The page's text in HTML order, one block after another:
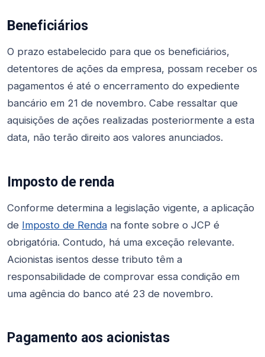
Beneficiários
O prazo estabelecido para que os beneficiários,
detentores de ações da empresa, possam receber os
pagamentos é até o encerramento do expediente
bancário em 21 de novembro. Cabe ressaltar que
aquisições de ações realizadas posteriormente a esta
data, não terão direito aos valores anunciados.
Imposto de renda
Conforme determina a legislação vigente, a aplicação
de Imposto de Renda na fonte sobre o JCP é
obrigatória. Contudo, há uma exceção relevante.
Acionistas isentos desse tributo têm a
responsabilidade de comprovar essa condição em
uma agência do banco até 23 de novembro.
Pagamento aos acionistas